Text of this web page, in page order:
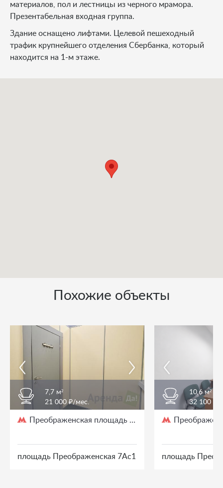
материалов, пол и лестницы из черного мрамора.
Презентабельная входная группа.
Здание оснащено лифтами. Целевой пешеходный
трафик крупнейшего отделения Сбербанка, который
находится на 1-м этаже.
Похожие объекты
7,7 м²
21 000 ₽/мес.
Преображенская площадь / 3 мин. пешком
площадь Преображенская 7Ас1
10,6 м²
32 100 ₽/
площадь